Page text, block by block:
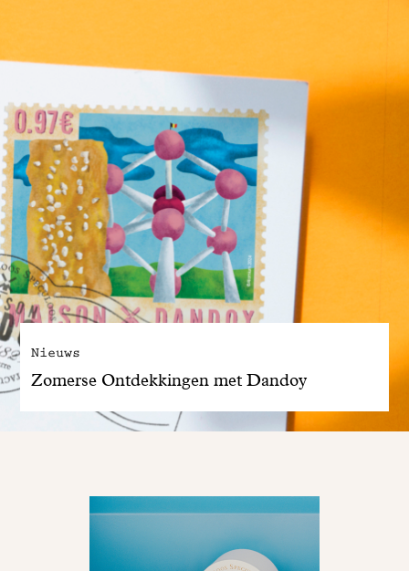
Nieuws
Zomerse Ontdekkingen met Dandoy